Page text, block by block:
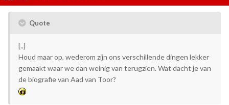
Quote
[..]
Houd maar op, wederom zijn ons verschillende dingen lekker
gemaakt waar we dan weinig van terugzien. Wat dacht je van
de biografie van Aad van Toor?